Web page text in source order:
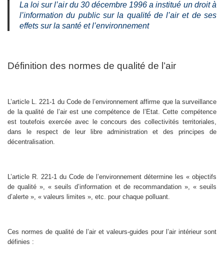
La loi sur l’air du 30 décembre 1996 a institué un droit à
l’information du public sur la qualité de l’air et de ses
effets sur la santé et l’environnement
Définition des normes de qualité de l’air
L’article L. 221-1 du Code de l’environnement affirme que la surveillance
de la qualité de l’air est une compétence de l’Etat. Cette compétence
est toutefois exercée avec le concours des collectivités territoriales,
dans le respect de leur libre administration et des principes de
décentralisation.
L’article R. 221-1 du Code de l’environnement détermine les « objectifs
de qualité », « seuils d’information et de recommandation », « seuils
d’alerte », « valeurs limites », etc. pour chaque polluant.
Ces normes de qualité de l’air et valeurs-guides pour l’air intérieur sont
définies :